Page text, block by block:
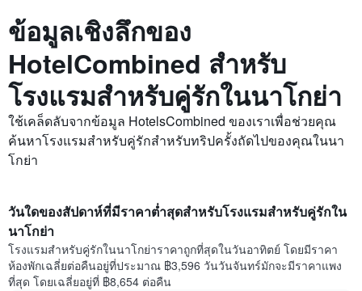
ข้อมูลเชิงลึกของ
HotelCombined สำหรับ
โรงแรมสำหรับคู่รักในนาโกย่า
ใช้เคล็ดลับจากข้อมูล HotelsCombined ของเราเพื่อช่วยคุณ
ค้นหาโรงแรมสำหรับคู่รักสำหรับทริปครั้งถัดไปของคุณในนา
โกย่า
วันใดของสัปดาห์ที่มีราคาต่ำสุดสำหรับโรงแรมสำหรับคู่รักใน
นาโกย่า
โรงแรมสำหรับคู่รักในนาโกย่าราคาถูกที่สุดในวันอาทิตย์ โดยมีราคา
ห้องพักเฉลี่ยต่อคืนอยู่ที่ประมาณ ฿3,596 วันวันจันทร์มักจะมีราคาแพง
ที่สุด โดยเฉลี่ยอยู่ที่ ฿8,654 ต่อคืน